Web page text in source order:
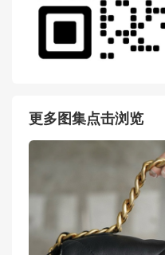
更多图集点击浏览